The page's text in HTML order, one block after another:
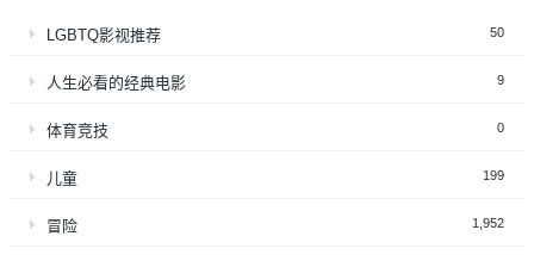
LGBTQ影视推荐 50
人生必看的经典电影 9
体育竞技 0
儿童 199
冒险 1,952